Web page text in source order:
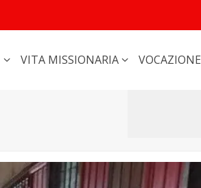
VITA MISSIONARIA VOCAZIONE